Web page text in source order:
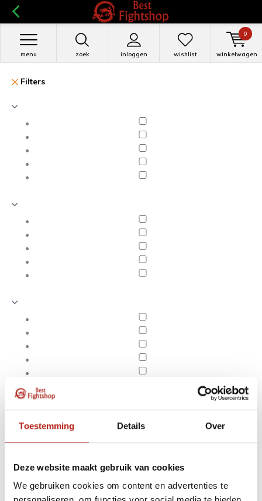
Toestemming Details Over
Deze website maakt gebruik van cookies
We gebruiken cookies om content en advertenties te
zoek inloggen
menu wishlist winkelwagen
0
Filters